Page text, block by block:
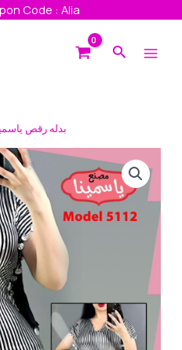
Code : Alia
Search
/ بدله رقص